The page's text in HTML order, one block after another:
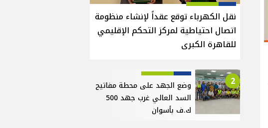
نقل الكهرباء توقع عقداً لإنشاء منظومة
اتصال احتياطية لمركز التحكم الإقليمي
للقاهرة الكبرى
2
وضع الجهد على محطة مفاتيح
السد العالي غرب جهد 500
ك.ف بأسوان